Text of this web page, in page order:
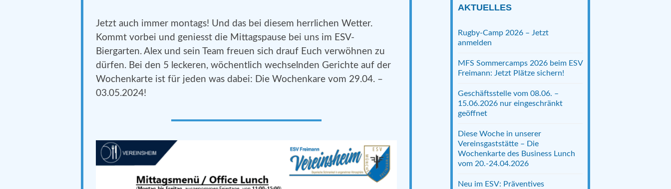
Jetzt auch immer montags! Und das bei diesem herrlichen Wetter.
Kommt vorbei und geniesst die Mittagspause bei uns im ESV-
Biergarten. Alex und sein Team freuen sich drauf Euch verwöhnen zu
dürfen. Bei den 5 leckeren, wöchentlich wechselnden Gerichte auf der
Wochenkarte ist für jeden was dabei: Die Wochenkare vom 29.04. –
03.05.2024!
AKTUELLES
Rugby-Camp 2026 – Jetzt
anmelden
MFS Sommercamps 2026 beim ESV
Freimann: Jetzt Plätze sichern!
Geschäftsstelle vom 08.06. –
15.06.2026 nur eingeschränkt
geöffnet
Diese Woche in unserer
Vereinsgaststätte – Die
Wochenkarte des Business Lunch
vom 20.-24.04.2026
Neu im ESV: Präventives